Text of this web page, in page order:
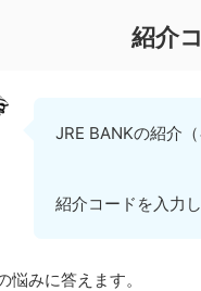
紹介
JRE BANKの紹介
紹介コードを入力
悩みに答えます。